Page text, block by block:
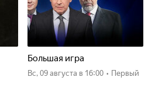
Большая игра
вс, 09 августа в 16:00 • Первый